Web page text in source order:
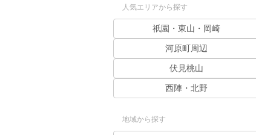
人気エリアから探す
祇園・東山・岡崎
河原町周辺
伏見桃山
西陣・北野
地域から探す